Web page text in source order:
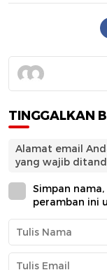
TINGGALKAN
Alamat email
yang wajib
Simpan
peramban ini